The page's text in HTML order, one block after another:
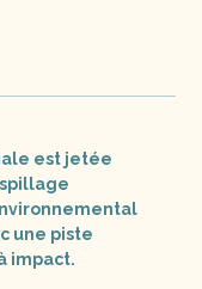
est jetée
une piste
impact.